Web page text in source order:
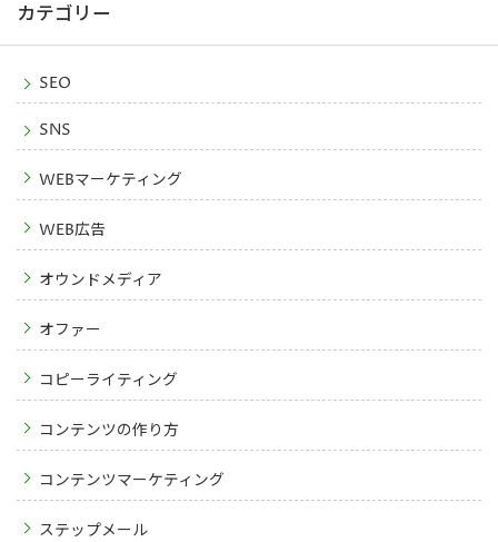
カテゴリー
SEO
SNS
WEBマーケティング
WEB広告
オウンドメディア
オファー
コピーライティング
コンテンツの作り方
コンテンツマーケティング
ステップメール